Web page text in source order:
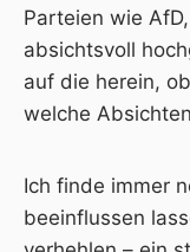
Parteien wie
absichtsvoll
auf die herein,
welche
Ich finde immer
beeinflussen